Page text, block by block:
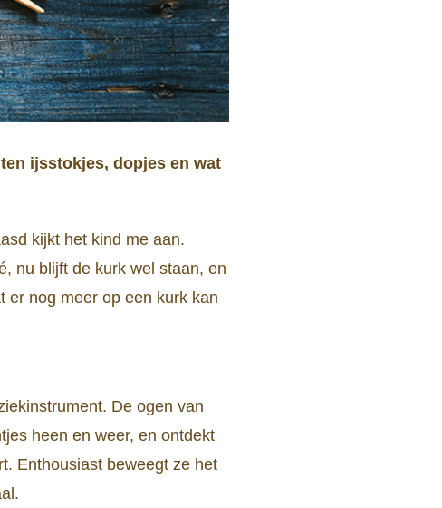
ijsstokjes, dopjes en wat
kijkt het kind me aan.
nu blijft de kurk wel staan, en
er nog meer op een kurk kan
De ogen van
heen en weer, en ontdekt
Enthousiast beweegt ze het